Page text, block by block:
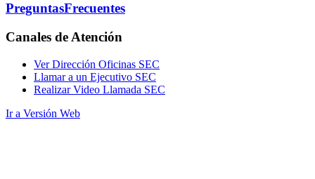
PreguntasFrecuentes
Canales de Atención
Ver Dirección Oficinas SEC
Llamar a un Ejecutivo SEC
Realizar Video Llamada SEC
Ir a Versión Web